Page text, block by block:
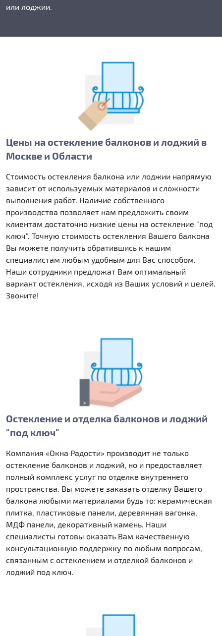
или лоджии.
Цены на остекление балконов и лоджий в
Москве и Области
Стоимость остекления балкона или лоджии напрямую
зависит от используемых материалов и сложности
выполнения работ. Наличие собственного
производства позволяет нам предложить своим
клиентам достаточно низкие цены на остекление "под
ключ". Точную стоимость остекления Вашего балкона
Вы можете получить обратившись к нашим
специалистам любым удобным для Вас способом.
Наши сотрудники предложат Вам оптимальный
вариант остекления, исходя из Ваших условий и целей.
Звоните!
Остекление и отделка балконов и лоджий
"под ключ"
Компания «Окна Радости» производит не только
остекление балконов и лоджий, но и предоставляет
полный комплекс услуг по отделке внутреннего
пространства. Вы можете заказать отделку Вашего
балкона любыми материалами будь то: керамическая
плитка, пластиковые панели, деревянная вагонка,
МДФ панели, декоративный камень. Наши
специалисты готовы оказать Вам качественную
консультационную поддержку по любым вопросам,
связанным с остеклением и отделкой балконов и
лоджий под ключ.